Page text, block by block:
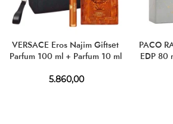
VERSACE Eros Najim Giftset
Parfum 100 ml + Parfum 10 ml
5.860,00
PACO
EDP 80